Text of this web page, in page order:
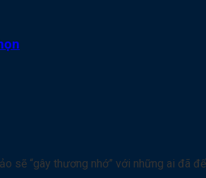
sẽ “gây thương nhớ” với những ai đã